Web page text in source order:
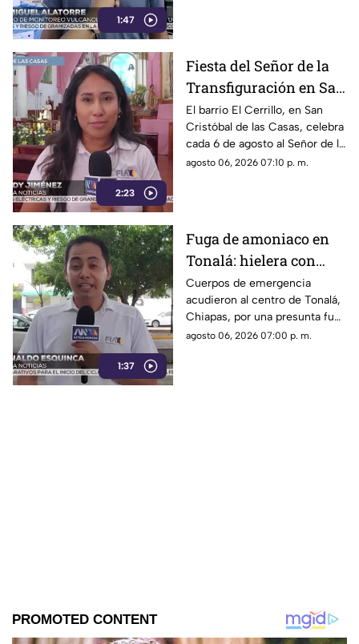
1:47
2:23
Fiesta del Señor de la
Transfiguración en San
Cristóbal de las Casas:
Tradición y fe en El
Cerrillo
El barrio El Cerrillo, en San
Cristóbal de las Casas, celebra
cada 6 de agosto al Señor de la
Transfiguración con misas,
agosto 06, 2026 07:10 p. m.
1:37
Fuga de amoniaco en
Tonalá: hielera con
material peligroso
genera movilización de
emergencia
Cuerpos de emergencia
acudieron al centro de Tonalá,
Chiapas, por una presunta fuga
de amoniaco en una hielería.
agosto 06, 2026 07:00 p. m.